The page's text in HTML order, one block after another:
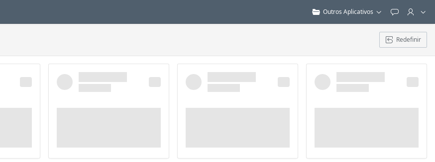
Outros Aplicativos Feedback
Redefinir